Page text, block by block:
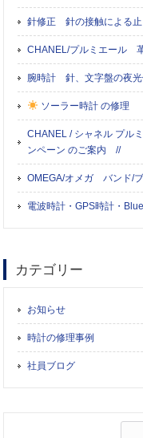
針修正 針の接触による止
CHANEL/プルミエール
腕時計 針、文字盤の夜光
ソーラー時計 の修理
CHANEL / シャネル プル
ンペーン のご案内 //
OMEGA/オメガ バンド/ブ
電波時計・GPS時計・
カテゴリー
お知らせ
時計の修理事例
社員ブログ